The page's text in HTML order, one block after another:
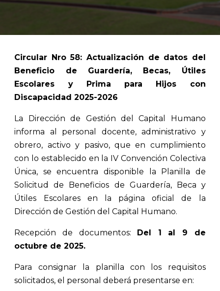
Circular Nro 58: Actualización de datos del
Beneficio de Guardería, Becas, Útiles
Escolares y Prima para Hijos con
Discapacidad 2025-2026
La Dirección de Gestión del Capital Humano
informa al personal docente, administrativo y
obrero, activo y pasivo, que en cumplimiento
con lo establecido en la IV Convención Colectiva
Única, se encuentra disponible la Planilla de
Solicitud de Beneficios de Guardería, Beca y
Útiles Escolares en la página oficial de la
Dirección de Gestión del Capital Humano.
Recepción de documentos: Del 1 al 9 de
octubre de 2025.
Para consignar la planilla con los requisitos
solicitados, el personal deberá presentarse en: